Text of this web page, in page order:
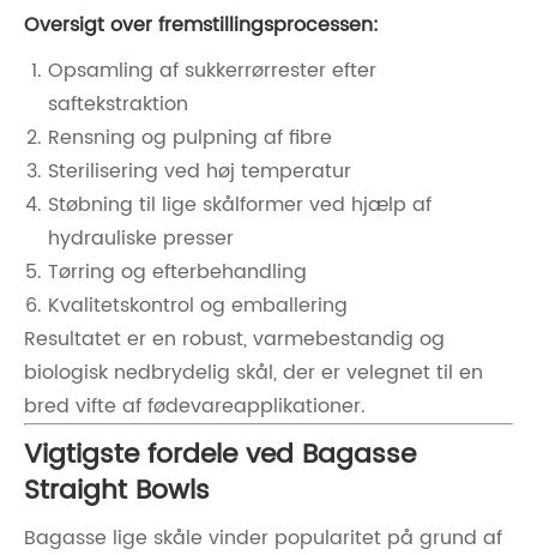
Oversigt over fremstillingsprocessen:
Opsamling af sukkerrørrester efter
saftekstraktion
Rensning og pulpning af fibre
Sterilisering ved høj temperatur
Støbning til lige skålformer ved hjælp af
hydrauliske presser
Tørring og efterbehandling
Kvalitetskontrol og emballering
Resultatet er en robust, varmebestandig og
biologisk nedbrydelig skål, der er velegnet til en
bred vifte af fødevareapplikationer.
Vigtigste fordele ved Bagasse
Straight Bowls
Bagasse lige skåle vinder popularitet på grund af